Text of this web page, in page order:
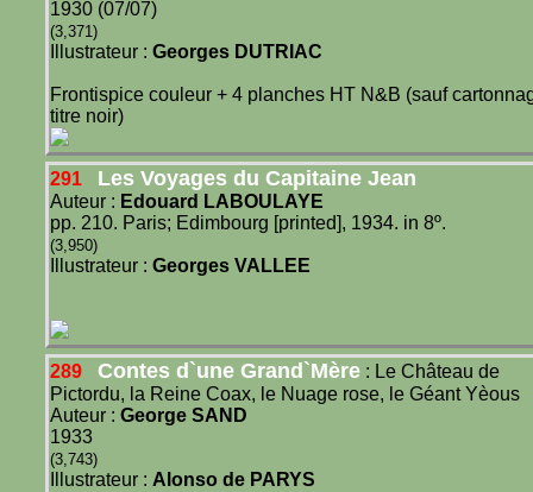
1930 (07/07)
(3,371)
Illustrateur : Georges DUTRIAC
Frontispice couleur + 4 planches HT N&B (sauf
titre noir)
291 Les Voyages du Capitaine Jean
Auteur : Edouard LABOULAYE
pp. 210. Paris; Edimbourg [printed], 1934. in 8º.
(3,950)
Illustrateur : Georges VALLEE
289 Contes d`une Grand`Mère : Le Château de
Pictordu, la Reine Coax, le Nuage rose, le Géant Yèous
Auteur : George SAND
1933
(3,743)
Illustrateur : Alonso de PARYS